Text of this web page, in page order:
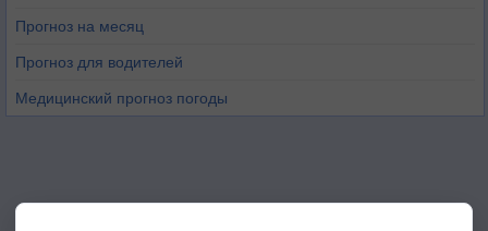
Прогноз на месяц
Прогноз для водителей
Медицинский прогноз погоды